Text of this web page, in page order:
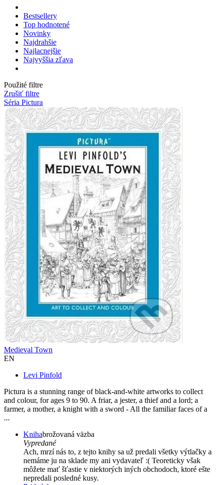
Bestsellery
Top hodnotené
Novinky
Najdrahšie
Najlacnejšie
Najvyššia zľava
Použité filtre
Zrušiť filtre
Séria Pictura
Medieval Town
EN
Levi Pinfold
Pictura is a stunning range of black-and-white artworks to collect
and colour, for ages 9 to 90. A friar, a jester, a thief and a lord; a
farmer, a mother, a knight with a sword - All the familiar faces of a
...
Knihabrožovaná väzba
Vypredané
Ach, mrzí nás to, z tejto knihy sa už predali všetky výtlačky a
nemáme ju na sklade my ani vydavateľ :( Teoreticky však
môžete mať šťastie v niektorých iných obchodoch, ktoré ešte
nepredali posledné kusy.